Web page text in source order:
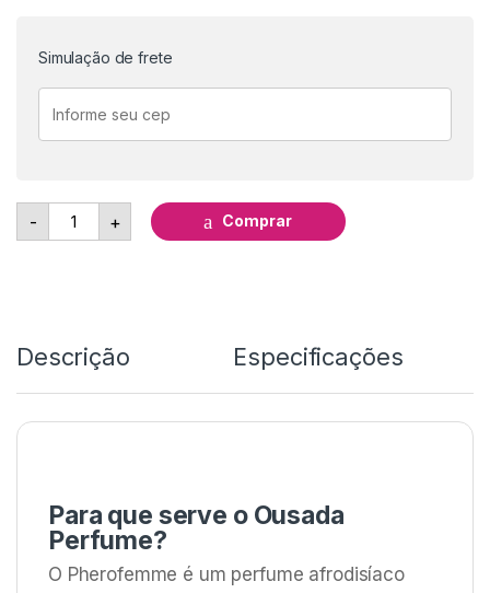
Simulação de frete
- Perfume da Atração Feminino Ousada15ml - Chillies
+ Comprar
Descrição Especificações
Para que serve o Ousada
Perfume?
O Pherofemme é um perfume afrodisíaco